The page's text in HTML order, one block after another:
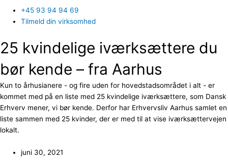
+45 93 94 94 69
Tilmeld din virksomhed
25 kvindelige iværksættere du
bør kende – fra Aarhus
Kun to århusianere - og fire uden for hovedstadsområdet i alt - er
kommet med på en liste med 25 kvindelige iværksættere, som Dansk
Erhverv mener, vi bør kende. Derfor har Erhvervsliv Aarhus samlet en
liste sammen med 25 kvinder, der er med til at vise iværksættervejen
lokalt.
juni 30, 2021